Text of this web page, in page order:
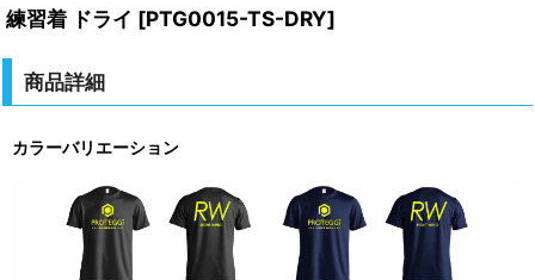
練習着 ドライ [PTG0015-TS-DRY]
商品詳細
カラーバリエーション